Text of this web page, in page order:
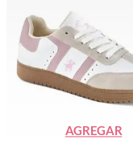
AGREGAR